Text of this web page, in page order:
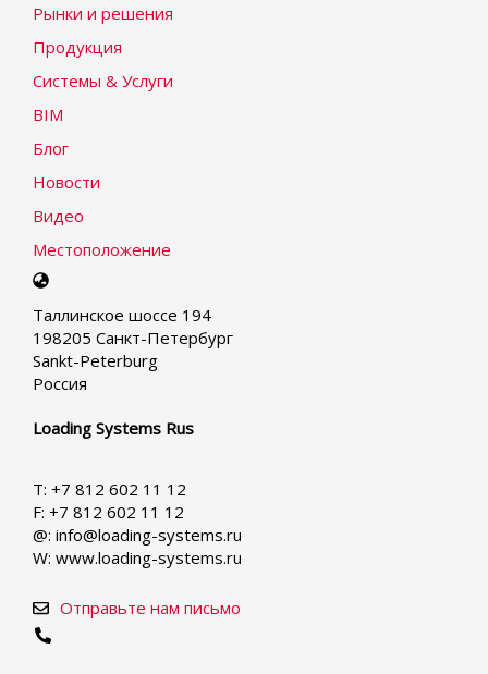
Рынки и решения
Продукция
Системы & Услуги
BIM
Блог
Новости
Видео
Местоположение
Select
language
Таллинское шоссе 194
198205 Санкт-Петербург
Sankt-Peterburg
Россия
Loading Systems Rus
T: +7 812 602 11 12
F: +7 812 602 11 12
@: info@loading-systems.ru
W: www.loading-systems.ru
Отправьте нам письмо